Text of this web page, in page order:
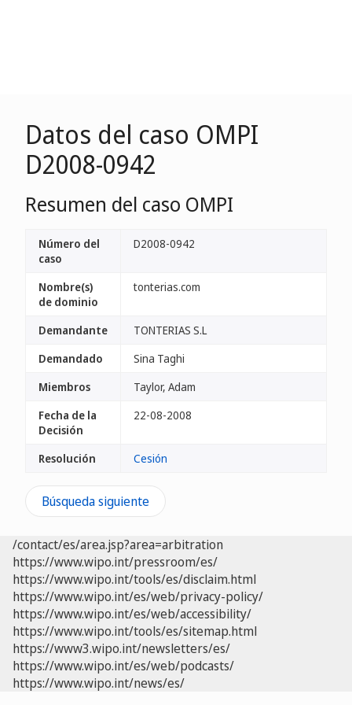
Datos del caso OMPI
D2008-0942
Resumen del caso OMPI
Número del
caso
D2008-0942
Nombre(s)
de dominio
tonterias.com
Demandante
TONTERIAS S.L
Demandado
Sina Taghi
Miembros
Taylor, Adam
Fecha de la
Decisión
22-08-2008
Resolución Cesión
Búsqueda siguiente
/contact/es/area.jsp?area=arbitration
https://www.wipo.int/pressroom/es/
https://www.wipo.int/tools/es/disclaim.html
https://www.wipo.int/es/web/privacy-policy/
https://www.wipo.int/es/web/accessibility/
https://www.wipo.int/tools/es/sitemap.html
https://www3.wipo.int/newsletters/es/
https://www.wipo.int/es/web/podcasts/
https://www.wipo.int/news/es/